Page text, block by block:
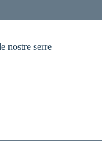
nostre serre